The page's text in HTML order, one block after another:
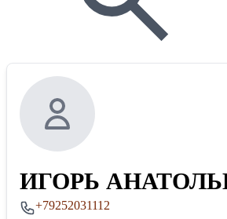
ИГОРЬ
+79252031112